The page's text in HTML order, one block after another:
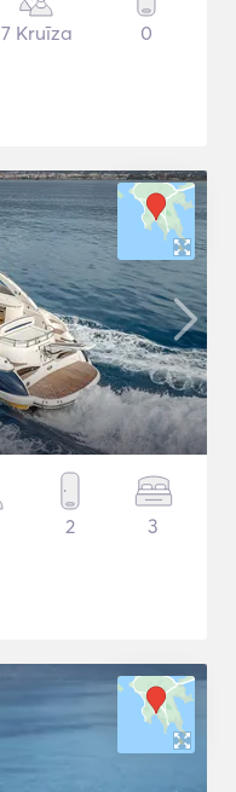
7 Kruīza 0
2 3